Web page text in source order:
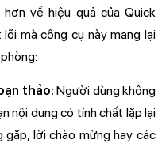
về hiệu quả của Quick
mà công cụ này mang lại
thảo: Người dùng không
nội dung có tính chất lặp lại
gặp, lời chào mừng hay các